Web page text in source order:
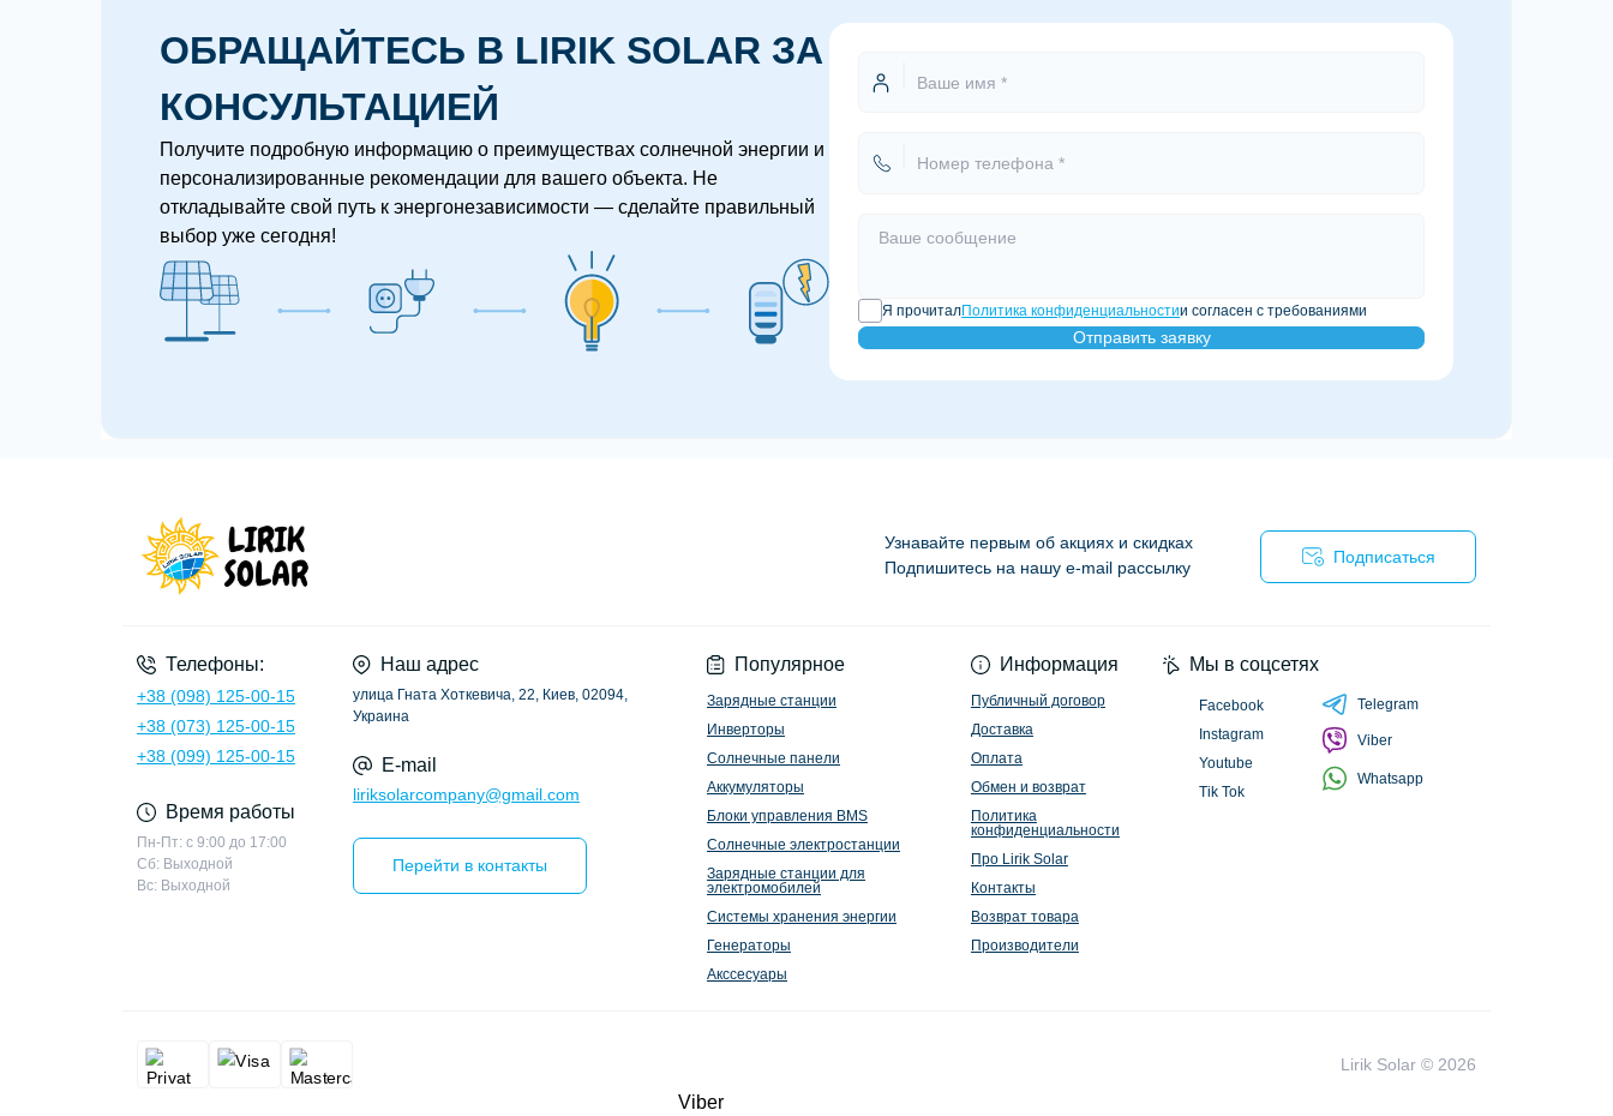
ОБРАЩАЙТЕСЬ В LIRIK SOLAR ЗА
КОНСУЛЬТАЦИЕЙ
Получите подробную информацию о преимуществах солнечной энергии и
персонализированные рекомендации для вашего объекта. Не
откладывайте свой путь к энергонезависимости — сделайте правильный
выбор уже сегодня!
Я прочиталПолитика конфиденциальностии согласен с требованиями
Отправить заявку
Узнавайте первым об акциях и скидках
Подпишитесь на нашу e-mail рассылку
Подписаться
Телефоны:
+38 (098) 125-00-15
+38 (073) 125-00-15
+38 (099) 125-00-15
Время работы
Пн-Пт: с 9:00 до 17:00
Сб: Выходной
Вс: Выходной
Наш адрес
улица Гната Хоткевича, 22, Киев, 02094,
Украина
E-mail
liriksolarcompany@gmail.com
Перейти в контакты
Популярное
Зарядные станции
Инверторы
Солнечные панели
Аккумуляторы
Блоки управления BMS
Солнечные электростанции
Зарядные станции для
электромобилей
Системы хранения энергии
Генераторы
Акссесуары
Информация
Публичный договор
Доставка
Оплата
Обмен и возврат
Политика
конфиденциальности
Про Lirik Solar
Контакты
Возврат товара
Производители
Мы в соцсетях
Facebook
Instagram
Youtube
Tik Tok
Telegram
Viber
Whatsapp
Lirik Solar © 2026
Viber